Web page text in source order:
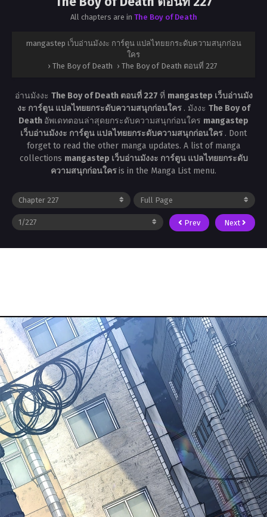
All chapters are in The Boy of Death
mangastep เว็บอ่านมังงะ การ์ตูน แปลไทยยกระดับความสนุกก่อน
ใคร
› The Boy of Death › The Boy of Death ตอนที่ 227
อ่านมังงะ The Boy of Death ตอนที่ 227 ที่ mangastep เว็บอ่านมัง
งะ การ์ตูน แปลไทยยกระดับความสนุกก่อนใคร . มังงะ The Boy of
Death อัพเดทตอนล่าสุดยกระดับความสนุกก่อนใคร mangastep
เว็บอ่านมังงะ การ์ตูน แปลไทยยกระดับความสนุกก่อนใคร . Dont
forget to read the other manga updates. A list of manga
collections mangastep เว็บอ่านมังงะ การ์ตูน แปลไทยยกระดับ
ความสนุกก่อนใครis in the Manga List menu.
Prev Next